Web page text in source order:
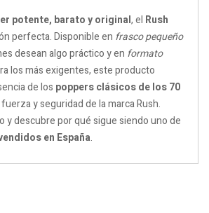
potente, barato y original, el Rush
perfecta. Disponible en frasco pequeño
desean algo práctico y en formato
los más exigentes, este producto
de los poppers clásicos de los 70
y seguridad de la marca Rush.
y descubre por qué sigue siendo uno de
en España.